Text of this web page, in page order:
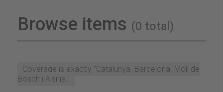
Browse items (0 total)
Coverage is exactly "Catalunya. Barcelona. Moll de
Bosch i Alsina."